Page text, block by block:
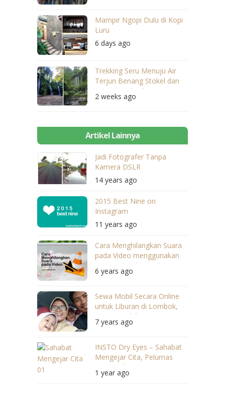
Mampir Ngopi Dulu di Kopi
Luru
6 days ago
Trekking Seru Menuju Air
Terjun Benang Stokel dan
Benang Kelambu
2 weeks ago
Artikel Lainnya
Jadi Fotografer Tanpa
Kamera DSLR
14 years ago
2015 Best Nine on
Instagram
11 years ago
Cara Menghilangkan Suara
pada Video menggunakan
VLC Media Player
6 years ago
Sewa Mobil Secara Online
untuk Liburan di Lombok,
Kenapa Tidak?
7 years ago
INSTO Dry Eyes – Sahabat
Mengejar Cita, Pelumas
Bagi Kedua Mata
1 year ago